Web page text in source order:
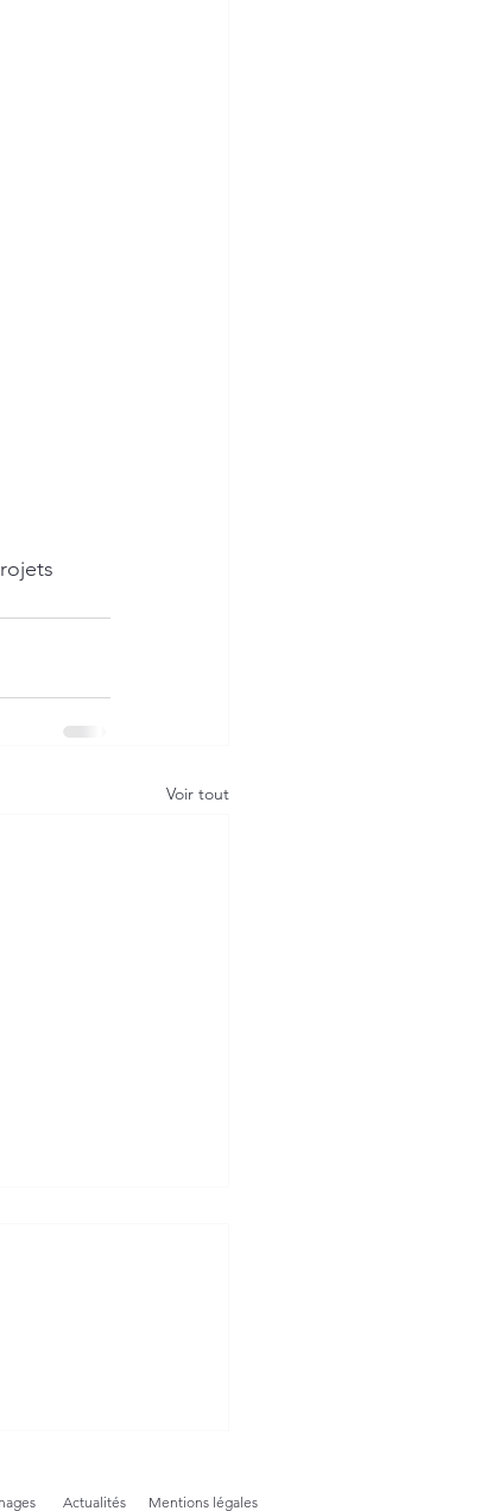
Voir tout
Mentions légales
Actualités